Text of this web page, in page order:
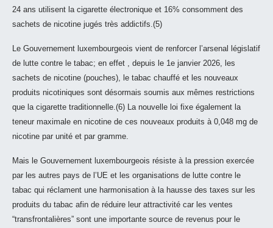
24 ans utilisent la cigarette électronique et 16% consomment des
sachets de nicotine jugés très addictifs.(5)
Le Gouvernement luxembourgeois vient de renforcer l’arsenal législatif
de lutte contre le tabac; en effet , depuis le 1e janvier 2026, les
sachets de nicotine (pouches), le tabac chauffé et les nouveaux
produits nicotiniques sont désormais soumis aux mêmes restrictions
que la cigarette traditionnelle.(6) La nouvelle loi fixe également la
teneur maximale en nicotine de ces nouveaux produits à 0,048 mg de
nicotine par unité et par gramme.
Mais le Gouvernement luxembourgeois résiste à la pression exercée
par les autres pays de l’UE et les organisations de lutte contre le
tabac qui réclament une harmonisation à la hausse des taxes sur les
produits du tabac afin de réduire leur attractivité car les ventes
“transfrontalières” sont une importante source de revenus pour le